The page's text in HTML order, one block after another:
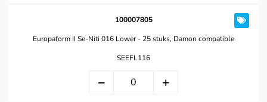
100007805
Europaform II Se-Niti 016 Lower - 25 stuks, Damon compatible
SEEFL116